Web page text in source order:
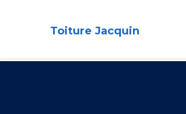
Toiture Jacquin